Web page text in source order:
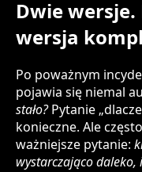
Dwie
wersja
Po poważnym
pojawia się niemal
stało?Pytanie
konieczne. Ale
ważniejsze pytanie:
wystarczająco daleko,